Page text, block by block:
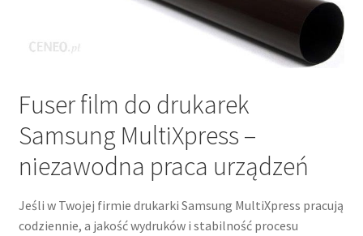
Fuser film do drukarek
Samsung MultiXpress –
niezawodna praca urządzeń
Jeśli w Twojej firmie drukarki Samsung MultiXpress pracują
codziennie, a jakość wydruków i stabilność procesu